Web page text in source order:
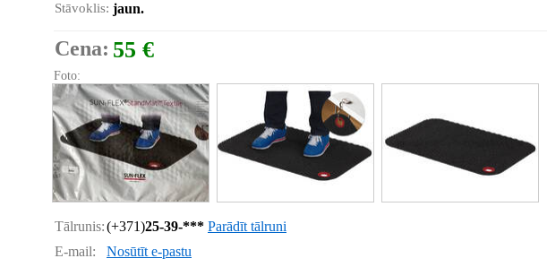
Stāvoklis: jaun.
Cena: 55 €
Foto:
Tālrunis:(+371)25-39-*** Parādīt tālruni
E-mail:
Nosūtīt e-pastu